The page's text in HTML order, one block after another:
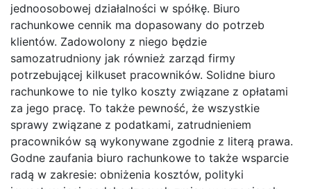
jednoosobowej działalności w spółkę. Biuro
rachunkowe cennik ma dopasowany do potrzeb
klientów. Zadowolony z niego będzie
samozatrudniony jak również zarząd firmy
potrzebującej kilkuset pracowników. Solidne biuro
rachunkowe to nie tylko koszty związane z opłatami
za jego pracę. To także pewność, że wszystkie
sprawy związane z podatkami, zatrudnieniem
pracowników są wykonywane zgodnie z literą prawa.
Godne zaufania biuro rachunkowe to także wsparcie
radą w zakresie: obniżenia kosztów, polityki